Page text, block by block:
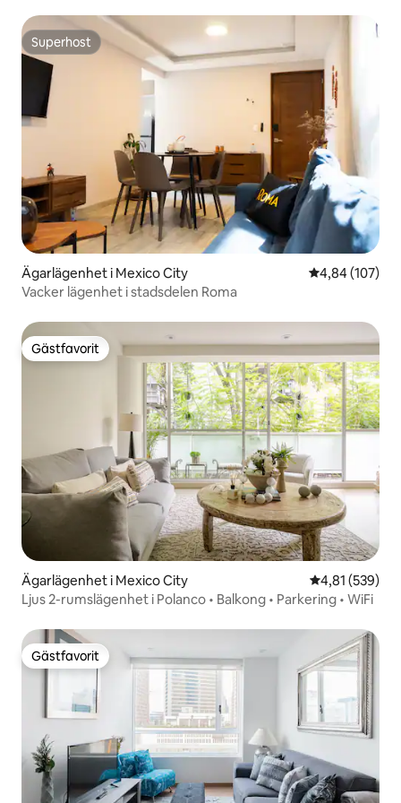
Superhost
Superhost
Ägarlägenhet i Mexico City 4,84 av 5 i
4,84 (107)
Vacker lägenhet i stadsdelen Roma
Gästfavorit
Gästfavorit
Ägarlägenhet i Mexico City 4,81 av 5 i
4,81 (539)
Ljus 2-rumslägenhet i Polanco • Balkong • Parkering • WiFi
Gästfavorit
Gästfavorit